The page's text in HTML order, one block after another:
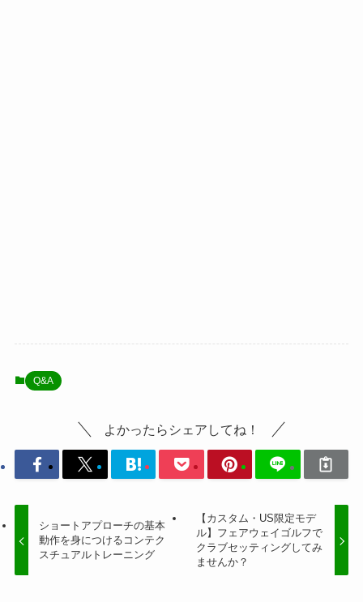
Q&A
よかったらシェアしてね！
ショートアプローチの基本
動作を身につけるコンテク
スチュアルトレーニング
【カスタム・US限定モデ
ル】フェアウェイゴルフで
クラブセッティングしてみ
ませんか？